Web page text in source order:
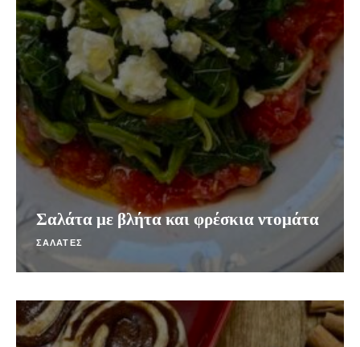
Σαλάτα με βλήτα και φρέσκια ντομάτα
ΣΑΛΑΤΕΣ